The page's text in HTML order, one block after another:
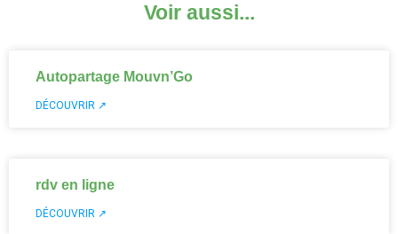
Voir aussi...
Autopartage Mouvn’Go
DÉCOUVRIR ↗
rdv en ligne
DÉCOUVRIR ↗